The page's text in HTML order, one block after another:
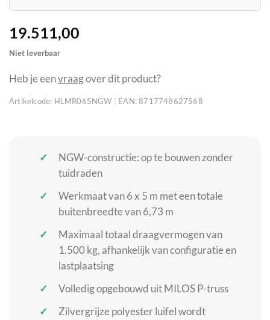
19.511,00
Niet leverbaar
Heb je eenvraagover dit product?
Artikelcode: HLMR065NGW EAN: 8717748627568
NGW-constructie: op te bouwen zonder
tuidraden
Werkmaat van 6 x 5 m met een totale
buitenbreedte van 6,73 m
Maximaal totaal draagvermogen van
1.500 kg, afhankelijk van configuratie en
lastplaatsing
Volledig opgebouwd uit MILOS P-truss
Zilvergrijze polyester luifel wordt